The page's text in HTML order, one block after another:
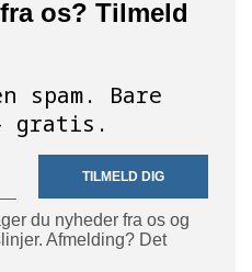
os? Tilmeld
spam. Bare
gratis.
TILMELD DIG
du nyheder fra os og
Afmelding? Det